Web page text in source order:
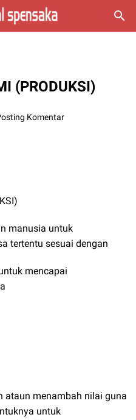
(PRODUKSI)
Komentar
manusia untuk
tertentu sesuai dengan
mencapai
ataun menambah nilai guna
untuk